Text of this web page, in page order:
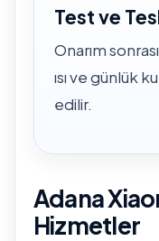
Test ve
Onarım
ısı ve günlük
edilir.
Adana
Hizmetler